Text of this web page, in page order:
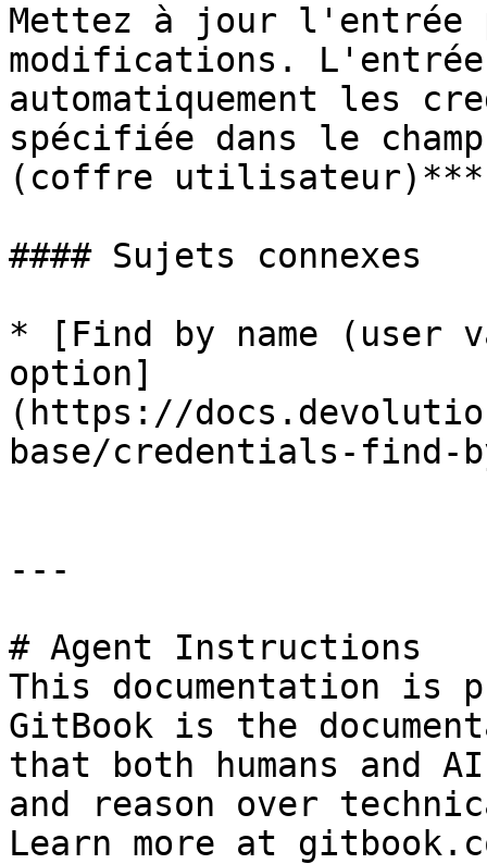
Mettez à jour l'entrée
modifications.
automatiquement les
spécifiée dans le
(coffre
#### Sujets connexes
* [Find by name (user
option]
(https://
base/credentials-find-
---
# Agent Instructions
This documentation is
GitBook is the
that both humans and
and reason over
Learn more at